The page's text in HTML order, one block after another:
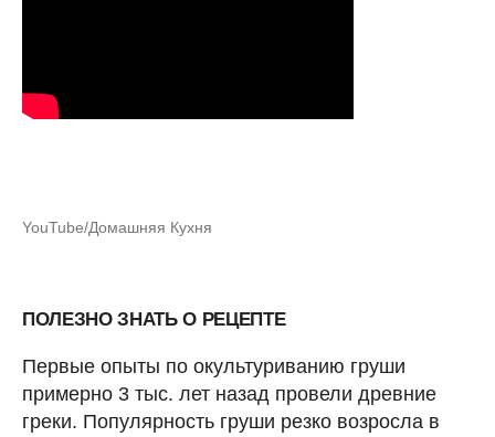
YouTube/Домашняя Кухня
ПОЛЕЗНО ЗНАТЬ О РЕЦЕПТЕ
Первые опыты по окультуриванию груши
примерно 3 тыс. лет назад провели древние
греки. Популярность груши резко возросла в